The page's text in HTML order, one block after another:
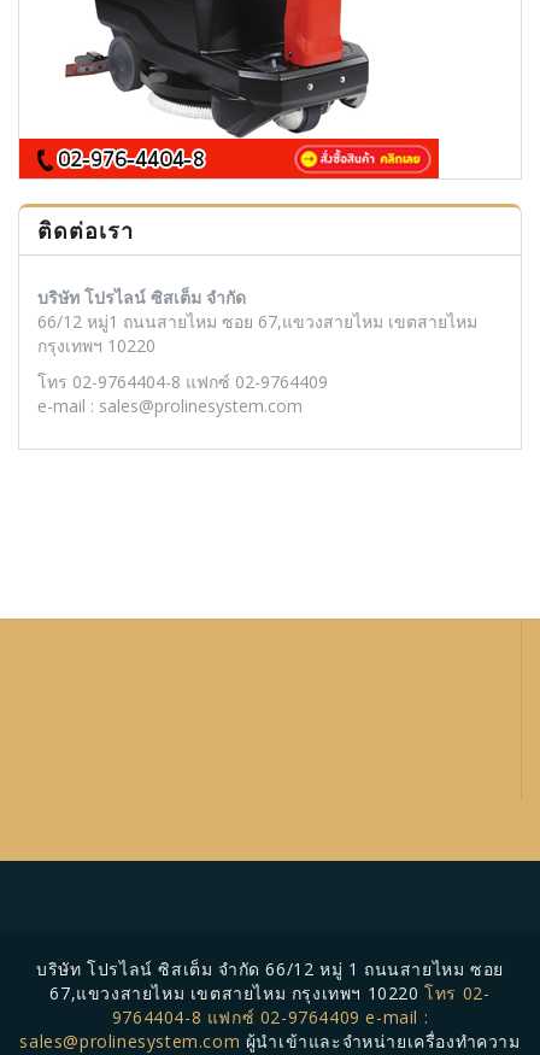
ติดต่อเรา
บริษัท โปรไลน์ ซิสเต็ม จำกัด
66/12 หมู่1 ถนนสายไหม ซอย 67,แขวงสายไหม เขตสายไหม
กรุงเทพฯ 10220
โทร 02-9764404-8 แฟกซ์ 02-9764409
e-mail : sales@prolinesystem.com
บริษัท โปรไลน์ ซิสเต็ม จำกัด 66/12 หมู่ 1 ถนนสายไหม ซอย
67,แขวงสายไหม เขตสายไหม กรุงเทพฯ 10220โทร 02-
9764404-8 แฟกซ์ 02-9764409 e-mail :
sales@prolinesystem.com ผู้นำเข้าและจำหน่ายเครื่องทำความ